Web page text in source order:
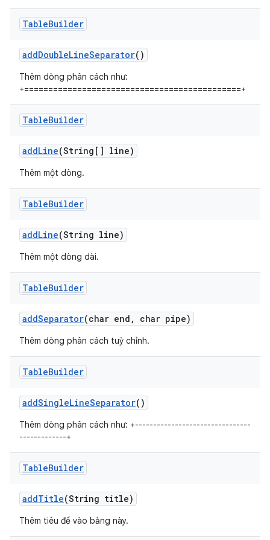
TableBuilder
addDoubleLineSeparator()
Thêm dòng phân cách như:
+=============================================+
TableBuilder
addLine(String[] line)
Thêm một dòng.
TableBuilder
addLine(String line)
Thêm một dòng dài.
TableBuilder
addSeparator(char end , char pipe)
Thêm dòng phân cách tuỳ chỉnh.
TableBuilder
addSingleLineSeparator()
Thêm dòng phân cách như: +--------------------------------
-------------+
TableBuilder
addTitle(String title)
Thêm tiêu đề vào bảng này.